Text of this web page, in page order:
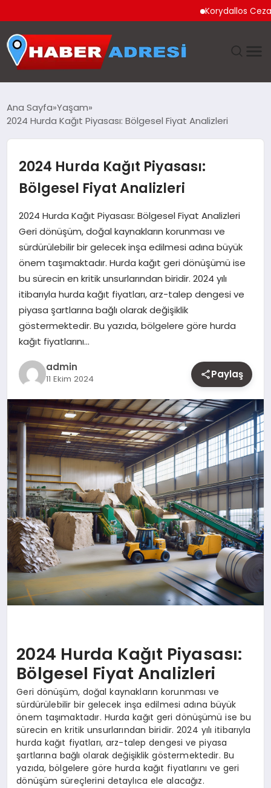
Korydallos Cezaevi’nde
SPOR
EKONOMI
TEKNOLOJI
EĞITIM
MAGAZIN
YAŞAM
OTOMOBIL
Ana Sayfa Yaşam
2024 Hurda Kağıt Piyasası: Bölgesel Fiyat Analizleri
2024 Hurda Kağıt Piyasası:
Bölgesel Fiyat Analizleri
2024 Hurda Kağıt Piyasası: Bölgesel Fiyat Analizleri
Geri dönüşüm, doğal kaynakların korunması ve
sürdürülebilir bir gelecek inşa edilmesi adına büyük
önem taşımaktadır. Hurda kağıt geri dönüşümü ise
bu sürecin en kritik unsurlarından biridir. 2024 yılı
itibarıyla hurda kağıt fiyatları, arz-talep dengesi ve
piyasa şartlarına bağlı olarak değişiklik
göstermektedir. Bu yazıda, bölgelere göre hurda
kağıt fiyatlarını…
admin
11 Ekim 2024 Paylaş
2024 Hurda Kağıt Piyasası:
Bölgesel Fiyat Analizleri
Geri dönüşüm, doğal kaynakların korunması ve
sürdürülebilir bir gelecek inşa edilmesi adına büyük
önem taşımaktadır. Hurda kağıt geri dönüşümü ise bu
sürecin en kritik unsurlarından biridir. 2024 yılı itibarıyla
hurda kağıt fiyatları, arz-talep dengesi ve piyasa
şartlarına bağlı olarak değişiklik göstermektedir. Bu
yazıda, bölgelere göre hurda kağıt fiyatlarını ve geri
dönüşüm süreçlerini detaylıca ele alacağız.